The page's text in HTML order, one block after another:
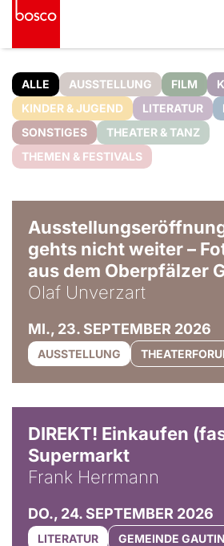
ALLE AUSSTELLUNG FILM
KINDER & JUGEND
LITERATUR
SONSTIGES
THEATER & TANZ
THEMEN & FESTIVALS
gehts nicht weiter –
aus dem Oberpfälzer
Olaf Unverzart
MI., 23. SEPTEMBER 2026
AUSSTELLUNG
DIREKT! Einkaufen
Supermarkt
Frank Herrmann
DO., 24. SEPTEMBER 2026
LITERATUR GEMEINDE